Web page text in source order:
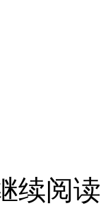
续阅读